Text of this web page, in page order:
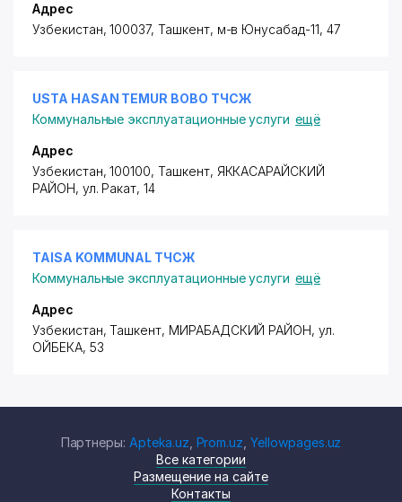
Адрес
Узбекистан, 100037, Ташкент, м-в Юнусабад-11, 47
USTA HASAN TEMUR BOBO ТЧСЖ
Коммунальные эксплуатационные услуги ещё
Адрес
Узбекистан, 100100, Ташкент, ЯККАСАРАЙСКИЙ
РАЙОН, ул. Ракат, 14
TAISA KOMMUNAL ТЧСЖ
Коммунальные эксплуатационные услуги ещё
Адрес
Узбекистан, Ташкент, МИРАБАДСКИЙ РАЙОН,ул.
ОЙБЕКА, 53
Партнеры: Apteka.uz Prom.uz ,Yellowpages.uz
Все категории
Размещение на сайте
Контакты